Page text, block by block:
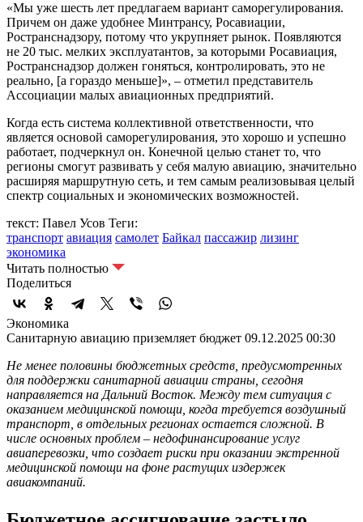
«Мы уже шесть лет предлагаем вариант саморегулирования.
Причем он даже удобнее Минтрансу, Росавиации,
Ространснадзору, потому что укрупняет рынок. Появляются
не 20 тыс. мелких эксплуатантов, за которыми Росавиация,
Ространснадзор должен гоняться, контролировать, это не
реально, [а гораздо меньше]», – отметил представитель
Ассоциации малых авиационных предприятий.
Когда есть система коллективной ответственности, что
является основой саморегулирования, это хорошо и успешно
работает, подчеркнул он. Конечной целью станет то, что
регионы смогут развивать у себя малую авиацию, значительно
расширяя маршрутную сеть, и тем самым реализовывая целый
спектр социальных и экономических возможностей.
текст: Павел Усов Теги:
транспорт авиация самолет Байкал пассажир лизинг
экономика
Читать полностью
Поделиться
Экономика
Санитарную авиацию приземляет бюджет 09.12.2025 00:30
Не менее половины бюджетных средств, предусмотренных
для поддержки санитарной авиации страны, сегодня
направляется на Дальний Восток. Между тем ситуация с
оказанием медицинской помощи, когда требуется воздушный
транспорт, в отдельных регионах остается сложной. В
числе основных проблем – недофинансирование услуг
авиаперевозки, что создает риски при оказании экстренной
медицинской помощи на фоне растущих издержек
авиакомпаний.